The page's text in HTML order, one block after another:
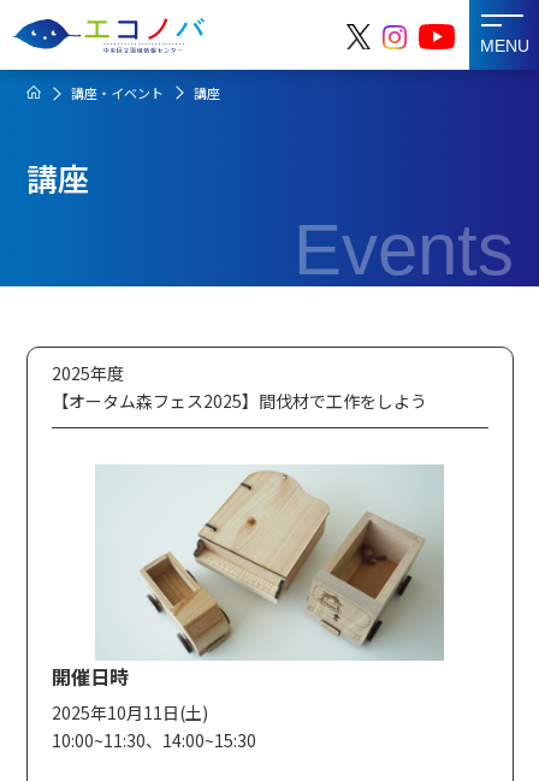
MENU
講座・イベント 講座
講座
Events
2025年度
【オータム森フェス2025】間伐材で工作をしよう
開催日時
2025年10月11日(土)
10:00~11:30、14:00~15:30